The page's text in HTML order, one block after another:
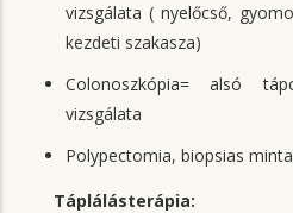
vizsgálata ( nyelőcső,
kezdeti szakasza)
Colonoszkópia= alsó
vizsgálata
Polypectomia, biopsias
Táplálásterápia: